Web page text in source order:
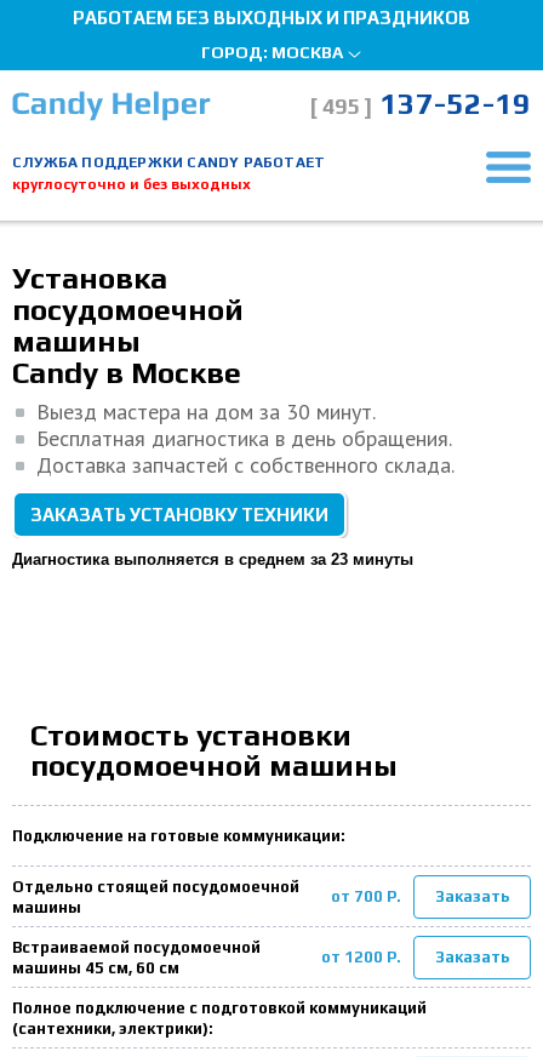
РАБОТАЕМ БЕЗ ВЫХОДНЫХ И ПРАЗДНИКОВ
ГОРОД: МОСКВА
СЛУЖБА ПОДДЕРЖКИ CANDY РАБОТАЕТ
круглосуточно и без выходных
[ 495 ] 137-52-19
Установка
посудомоечной
машины
Candy в Москве
Выезд мастера на дом за 30 минут.
Бесплатная диагностика в день обращения.
Доставка запчастей с собственного склада.
ЗАКАЗАТЬ УСТАНОВКУ ТЕХНИКИ
Диагностика выполняется в среднем за 23 минуты
Стоимость установки
посудомоечной машины
Подключение на готовые коммуникации:
Отдельно стоящей посудомоечной
машины
от 700 Р. Заказать
Встраиваемой посудомоечной
машины 45 см, 60 см
от 1200 Р. Заказать
Полное подключение с подготовкой коммуникаций
(сантехники, электрики):